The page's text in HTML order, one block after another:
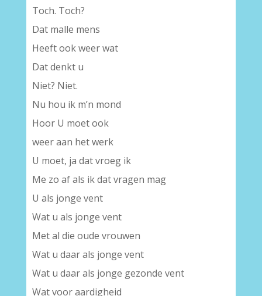
Toch. Toch?
Dat malle mens
Heeft ook weer wat
Dat denkt u
Niet? Niet.
Nu hou ik m’n mond
Hoor U moet ook
weer aan het werk
U moet, ja dat vroeg ik
Me zo af als ik dat vragen mag
U als jonge vent
Wat u als jonge vent
Met al die oude vrouwen
Wat u daar als jonge vent
Wat u daar als jonge gezonde vent
Wat voor aardigheid